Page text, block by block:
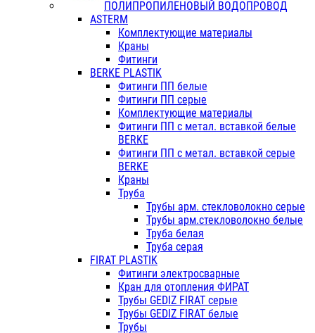
ПОЛИПРОПИЛЕНОВЫЙ ВОДОПРОВОД
ASTERM
Комплектующие материалы
Краны
Фитинги
BERKE PLASTIK
Фитинги ПП белые
Фитинги ПП серые
Комплектующие материалы
Фитинги ПП с метал. вставкой белые
BERKE
Фитинги ПП с метал. вставкой серые
BERKE
Краны
Труба
Трубы арм. стекловолокно серые
Трубы арм.стекловолокно белые
Труба белая
Труба серая
FIRAT PLASTIK
Фитинги электросварные
Кран для отопления ФИРАТ
Трубы GEDIZ FIRAT серые
Трубы GEDIZ FIRAT белые
Трубы